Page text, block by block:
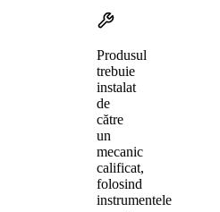
Produsul
trebuie
instalat
de
către
un
mecanic
calificat,
folosind
instrumentele